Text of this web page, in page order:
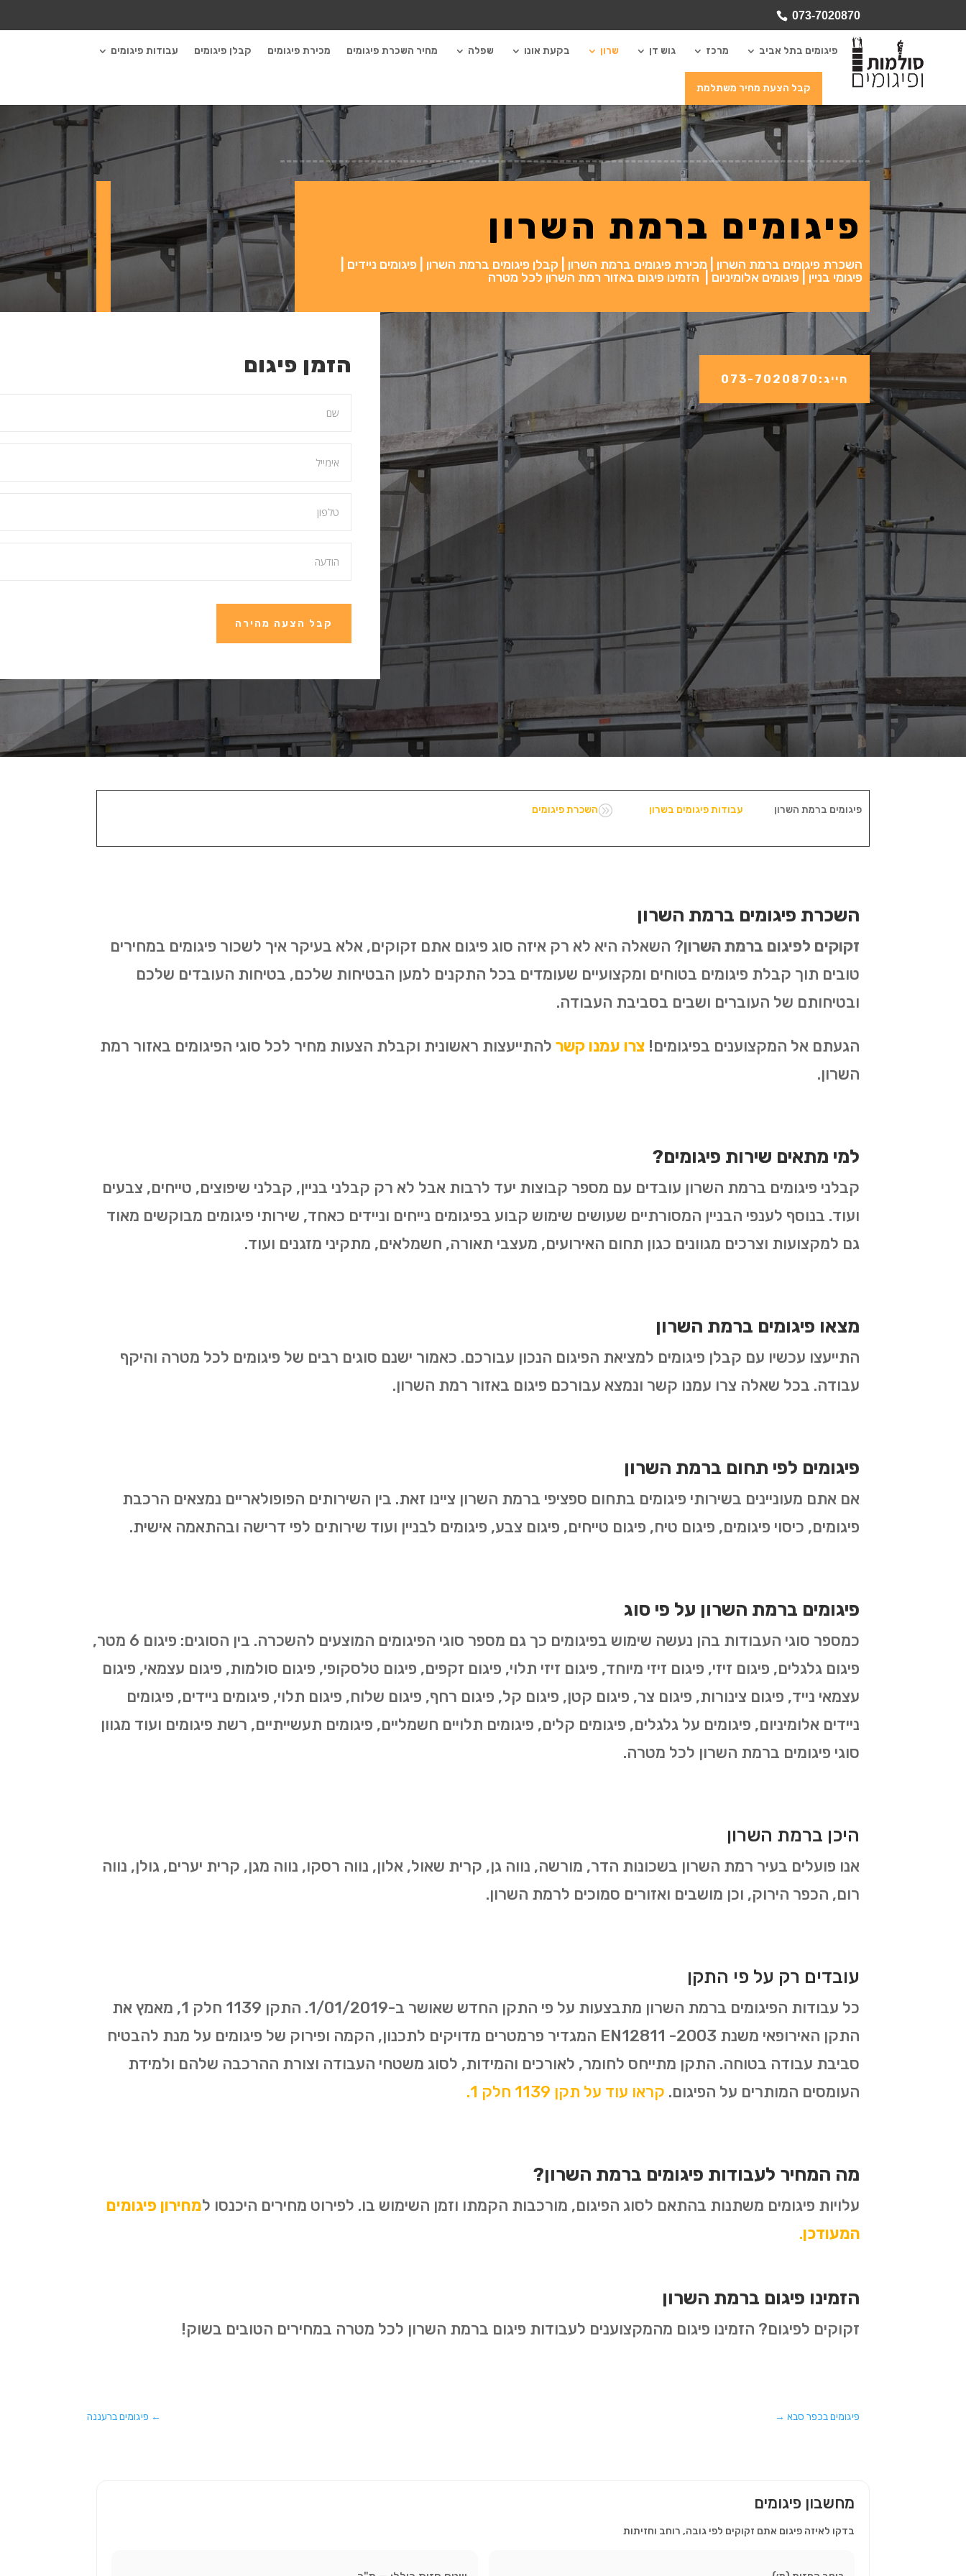
073-7020870
פיגומים בתל אביב מרכז גוש דן שרון בקעת אונו שפלה מחיר השכרת פיגומים מכירת פיגומים קבלן פיגומים עבודות פיגומים
קבל הצעת מחיר משתלמת
פיגומים ברמת השרון
השכרת פיגומים ברמת השרון | מכירת פיגומים ברמת השרון | קבלן פיגומים ברמת השרון | פיגומים ניידים |
פיגומי בניין | פיגומים אלומיניום | הזמינו פיגום באזור רמת השרון לכל מטרה
הזמן פיגום
קבל הצעה מהירה
חייג:073-7020870
Aהשכרת פיגומים עבודות פיגומים בשרון פיגומים ברמת השרון
השכרת פיגומים ברמת השרון
זקוקים לפיגום ברמת השרון? השאלה היא לא רק איזה סוג פיגום אתם זקוקים, אלא בעיקר איך לשכור פיגומים במחירים
טובים תוך קבלת פיגומים בטוחים ומקצועיים שעומדים בכל התקנים למען הבטיחות שלכם, בטיחות העובדים שלכם
ובטיחותם של העוברים ושבים בסביבת העבודה.
הגעתם אל המקצוענים בפיגומים! צרו עמנו קשרלהתייעצות ראשונית וקבלת הצעות מחיר לכל סוגי הפיגומים באזור רמת
השרון.
למי מתאים שירות פיגומים?
קבלני פיגומים ברמת השרון עובדים עם מספר קבוצות יעד לרבות אבל לא רק קבלני בניין, קבלני שיפוצים, טייחים, צבעים
ועוד. בנוסף לענפי הבניין המסורתיים שעושים שימוש קבוע בפיגומים נייחים וניידים כאחד, שירותי פיגומים מבוקשים מאוד
גם למקצועות וצרכים מגוונים כגון תחום האירועים, מעצבי תאורה, חשמלאים, מתקיני מזגנים ועוד.
מצאו פיגומים ברמת השרון
התייעצו עכשיו עם קבלן פיגומים למציאת הפיגום הנכון עבורכם. כאמור ישנם סוגים רבים של פיגומים לכל מטרה והיקף
עבודה. בכל שאלה צרו עמנו קשר ונמצא עבורכם פיגום באזור רמת השרון.
פיגומים לפי תחום ברמת השרון
אם אתם מעוניינים בשירותי פיגומים בתחום ספציפי ברמת השרון ציינו זאת. בין השירותים הפופולאריים נמצאים הרכבת
פיגומים, כיסוי פיגומים, פיגום טיח, פיגום טייחים, פיגום צבע, פיגומים לבניין ועוד שירותים לפי דרישה ובהתאמה אישית.
פיגומים ברמת השרון על פי סוג
כמספר סוגי העבודות בהן נעשה שימוש בפיגומים כך גם מספר סוגי הפיגומים המוצעים להשכרה. בין הסוגים: פיגום 6 מטר,
פיגום גלגלים, פיגום זיזי, פיגום זיזי מיוחד, פיגום זיזי תלוי, פיגום זקפים, פיגום טלסקופי, פיגום סולמות, פיגום עצמאי, פיגום
עצמאי נייד, פיגום צינורות, פיגום צר, פיגום קטן, פיגום קל, פיגום רחף, פיגום שלוח, פיגום תלוי, פיגומים ניידים, פיגומים
ניידים אלומיניום, פיגומים על גלגלים, פיגומים קלים, פיגומים תלויים חשמליים, פיגומים תעשייתיים, רשת פיגומים ועוד מגוון
סוגי פיגומים ברמת השרון לכל מטרה.
היכן ברמת השרון
אנו פועלים בעיר רמת השרון בשכונות הדר, מורשה, נווה גן, קרית שאול, אלון, נווה רסקו, נווה מגן, קרית יערים, גולן, נווה
רום, הכפר הירוק, וכן מושבים ואזורים סמוכים לרמת השרון.
עובדים רק על פי התקן
כל עבודות הפיגומים ברמת השרון מתבצעות על פי התקן החדש שאושר ב-1/01/2019. התקן 1139 חלק 1, מאמץ את
התקן האירופאי משנת 2003- EN12811 המגדיר פרמטרים מדויקים לתכנון, הקמה ופירוק של פיגומים על מנת להבטיח
סביבת עבודה בטוחה. התקן מתייחס לחומר, לאורכים והמידות, לסוג משטחי העבודה וצורת ההרכבה שלהם ולמידת
העומסים המותרים על הפיגום. קראו עוד על תקן 1139 חלק 1.
מה המחיר לעבודות פיגומים ברמת השרון?
עלויות פיגומים משתנות בהתאם לסוג הפיגום, מורכבות הקמתו וזמן השימוש בו. לפירוט מחירים היכנסו למחירון פיגומים
המעודכן.
הזמינו פיגום ברמת השרון
זקוקים לפיגום? הזמינו פיגום מהמקצוענים לעבודות פיגום ברמת השרון לכל מטרה במחירים הטובים בשוק!
← פיגומים ברעננה פיגומים בכפר סבא→
מחשבון פיגומים
בדקו לאיזה פיגום אתם זקוקים לפי גובה, רוחב וחזיתות